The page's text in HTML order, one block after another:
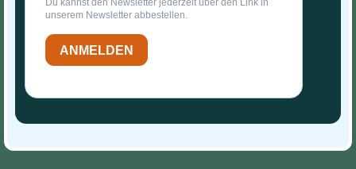
Du kannst den Newsletter jederzeit über den Link in
unserem Newsletter abbestellen.
ANMELDEN